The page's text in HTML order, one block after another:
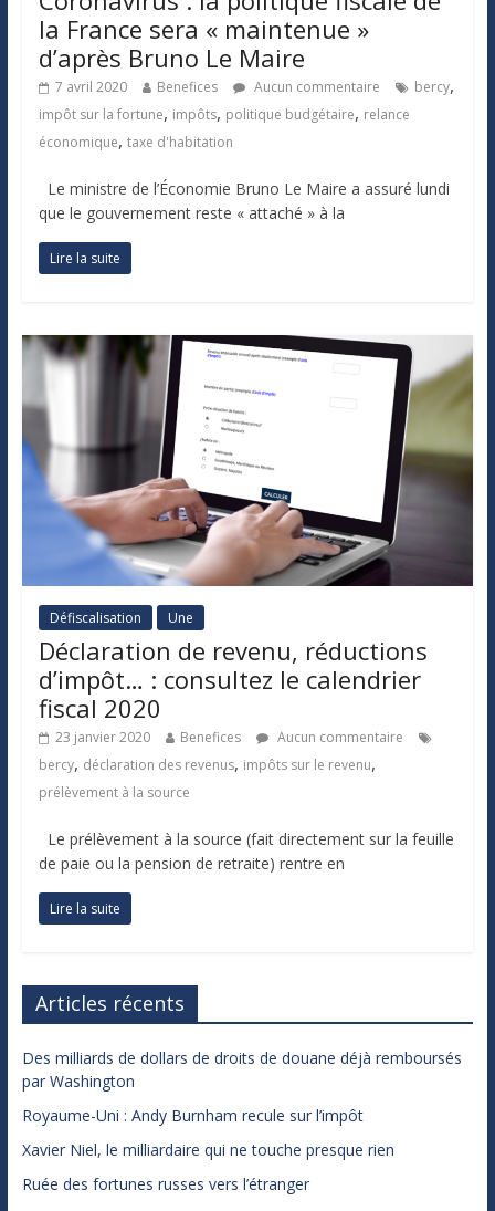
la France sera « maintenue »
d’après Bruno Le Maire
7 avril 2020 Benefices Aucun commentaire bercy,
impôt sur la fortune, impôts, politique budgétaire, relance
économique, taxe d'habitation
Le ministre de l’Économie Bruno Le Maire a assuré lundi
que le gouvernement reste « attaché » à la
Lire la suite
Défiscalisation Une
Déclaration de revenu, réductions
d’impôt… : consultez le calendrier
fiscal 2020
23 janvier 2020 Benefices
Aucun commentaire
bercy, déclaration des revenus, impôts sur le revenu,
prélèvement à la source
Le prélèvement à la source (fait directement sur la feuille
de paie ou la pension de retraite) rentre en
Lire la suite
Articles récents
Des milliards de dollars de droits de douane déjà remboursés
par Washington
Royaume-Uni : Andy Burnham recule sur l’impôt
Xavier Niel, le milliardaire qui ne touche presque rien
Ruée des fortunes russes vers l’étranger